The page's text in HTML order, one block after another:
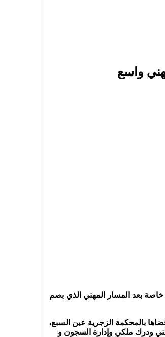
واسع
خاصة بعد المسار المهني الذي بصم
بالمحكمة الزجرية عين السبع،
ودرك ملكي وإدارة السجون و